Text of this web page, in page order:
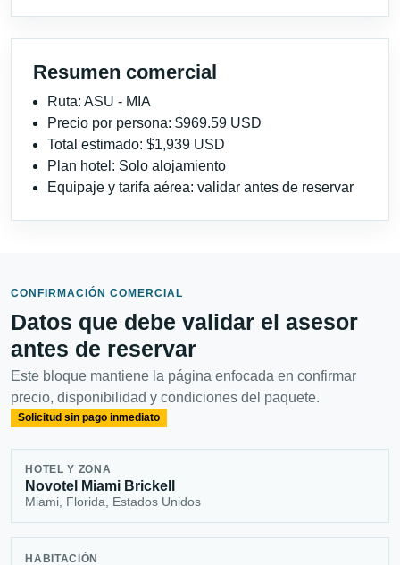
Resumen comercial
Ruta: ASU - MIA
Precio por persona: $969.59 USD
Total estimado: $1,939 USD
Plan hotel: Solo alojamiento
Equipaje y tarifa aérea: validar antes de reservar
CONFIRMACIÓN COMERCIAL
Datos que debe validar el asesor
antes de reservar
Este bloque mantiene la página enfocada en confirmar
precio, disponibilidad y condiciones del paquete.
Solicitud sin pago inmediato
HOTEL Y ZONA
Novotel Miami Brickell
Miami, Florida, Estados Unidos
HABITACIÓN